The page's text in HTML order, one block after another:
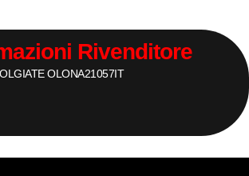
Rivenditore
OLGIATE OLONA21057IT